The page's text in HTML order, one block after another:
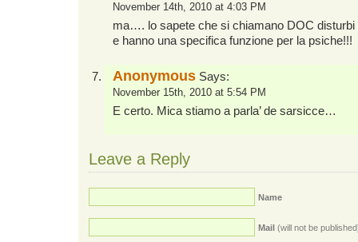
November 14th, 2010 at 4:03 PM
ma…. lo sapete che si chiamano DOC
e hanno una specifica funzione per la psiche!!!
Anonymous Says:
November 15th, 2010 at 5:54 PM
E certo. Mica stiamo a parla’ de sarsicce…
Leave a Reply
Name
Mail (will not be